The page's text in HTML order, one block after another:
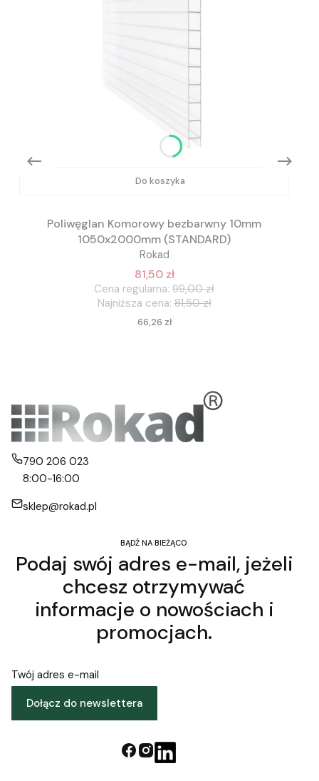
Do koszyka
Poliwęglan Komorowy bezbarwny 10mm
1050x2000mm (STANDARD)
Rokad
81,50 zł
Cena regularna: 99,00 zł
Najniższa cena: 81,50 zł
Cena
66,26 zł
790 206 023
8:00-16:00
sklep@rokad.pl
BĄDŹ NA BIEŻĄCO
Podaj swój adres e-mail, jeżeli
chcesz otrzymywać
informacje o nowościach i
promocjach.
Twój adres e-mail
Dołącz do newslettera